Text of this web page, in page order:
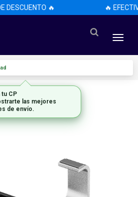
DESCUENTO 🔥 🔥
Accesorios
tu CP
las mejores
de envío.